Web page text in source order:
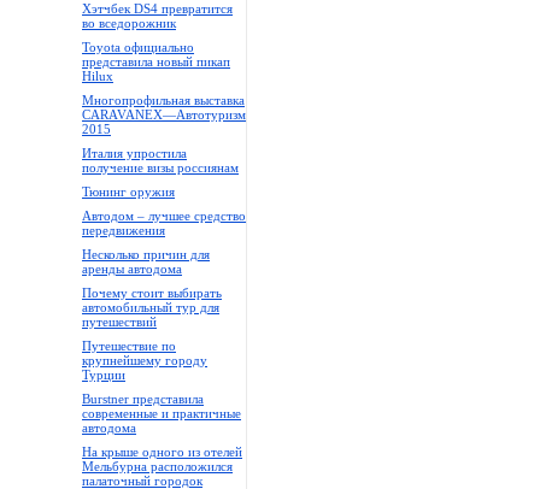
Хэтчбек DS4 превратится
во вседорожник
Toyota официально
представила новый пикап
Hilux
Многопрофильная выставка
CARAVANEX—Автотуризм
2015
Италия упростила
получение визы россиянам
Тюнинг оружия
Автодом – лучшее средство
передвижения
Несколько причин для
аренды автодома
Почему стоит выбирать
автомобильный тур для
путешествий
Путешествие по
крупнейшему городу
Турции
Burstner представила
современные и практичные
автодома
На крыше одного из отелей
Мельбурна расположился
палаточный городок